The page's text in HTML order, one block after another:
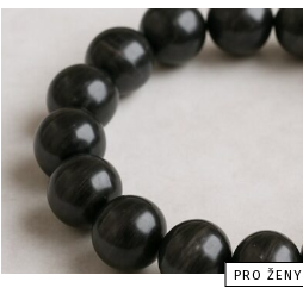
PRO ŽENY